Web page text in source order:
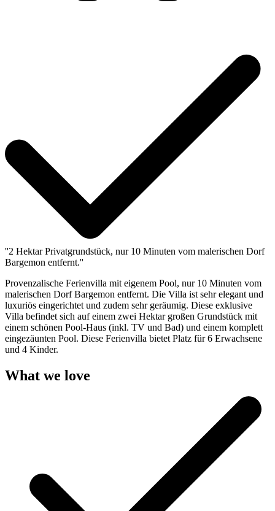
''2 Hektar Privatgrundstück, nur 10 Minuten vom malerischen Dorf
Bargemon entfernt.''
Provenzalische Ferienvilla mit eigenem Pool, nur 10 Minuten vom
malerischen Dorf Bargemon entfernt. Die Villa ist sehr elegant und
luxuriös eingerichtet und zudem sehr geräumig. Diese exklusive
Villa befindet sich auf einem zwei Hektar großen Grundstück mit
einem schönen Pool-Haus (inkl. TV und Bad) und einem komplett
eingezäunten Pool. Diese Ferienvilla bietet Platz für 6 Erwachsene
und 4 Kinder.
What we love